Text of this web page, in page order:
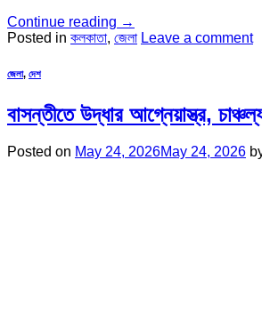
Continue reading →
Posted in কলকাতা, জেলা Leave a comment
জেলা, দেশ
বাসন্তীতে উদ্ধার আগ্নেয়াস্ত্র,
Posted on May 24, 2026May 24, 2026